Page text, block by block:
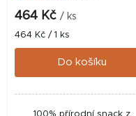
464 Kč / ks
Měrná
cena:
464 Kč / 1 ks
Do košíku